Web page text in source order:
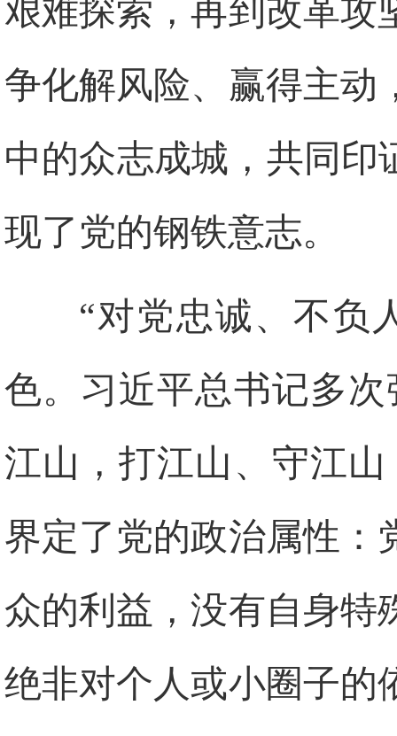
艰难探索，再到改革攻
争化解风险、赢得主动
中的众志成城，共同印
现了党的钢铁意志。
“对党忠诚、不负
色。习近平总书记多
江山，打江山、守江
界定了党的政治属性：
众的利益，没有自身特
绝非对个人或小圈子的